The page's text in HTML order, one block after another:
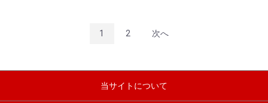
1 2 次へ
当サイトについて